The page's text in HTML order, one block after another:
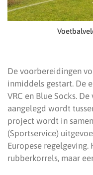
De voorbereidingen
inmiddels gestart. De
VRC en Blue Socks.
aangelegd wordt
project wordt in
(Sportservice)
Europese
rubberkorrels, maar